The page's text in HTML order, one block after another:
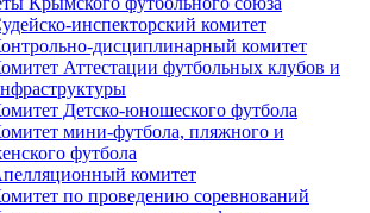
инспекторский комитет
дисциплинарный комитет
Аттестации футбольных клубов и
Детско-юношеского футбола
мини-футбола, пляжного и
футбола
комитет
по проведению соревнований